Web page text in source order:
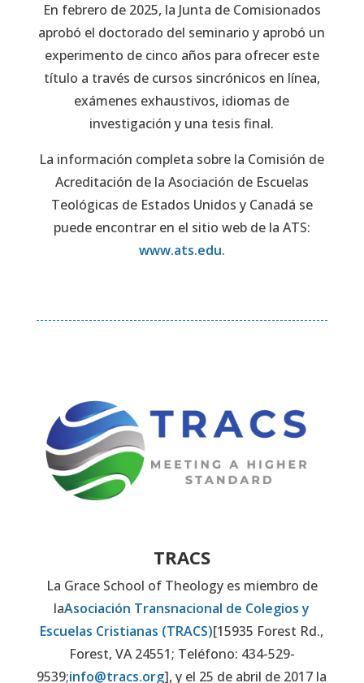
En febrero de 2025, la Junta de Comisionados
aprobó el doctorado del seminario y aprobó un
experimento de cinco años para ofrecer este
título a través de cursos sincrónicos en línea,
exámenes exhaustivos, idiomas de
investigación y una tesis final.
La información completa sobre la Comisión de
Acreditación de la Asociación de Escuelas
Teológicas de Estados Unidos y Canadá se
puede encontrar en el sitio web de la ATS:
www.ats.edu.
TRACS
La Grace School of Theology es miembro de
laAsociación Transnacional de Colegios y
Escuelas Cristianas (TRACS)[15935 Forest Rd.,
Forest, VA 24551; Teléfono: 434-529-
9539;info@tracs.org], y el 25 de abril de 2017 la